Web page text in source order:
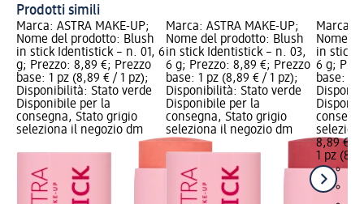
Prodotti simili
Marca: ASTRA MAKE-UP;
Nome del prodotto: Blush
in stick Identistick – n. 01, 6
g; Prezzo: 8,89 €; Prezzo
base: 1 pz (8,89 € / 1 pz);
Disponibilità: Stato verde
Disponibile per la
consegna, Stato grigio
seleziona il negozio dm
Marca: ASTRA MAKE-UP;
Nome del prodotto: Blush
in stick Identistick – n. 03,
6 g; Prezzo: 8,89 €; Prezzo
base: 1 pz (8,89 € / 1 pz);
Disponibilità: Stato verde
Disponibile per la
consegna, Stato grigio
seleziona il negozio dm
Marca:
Nome
in stick
6 g;
base: 1
8,89 €
1 pz